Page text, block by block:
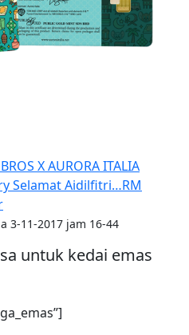
X AURORA ITALIA
Selamat Aidilfitri…RM
3-11-2017 jam 16-44
untuk kedai emas